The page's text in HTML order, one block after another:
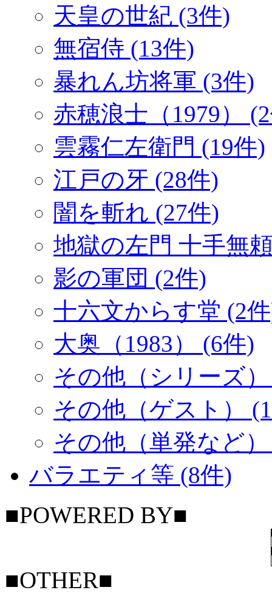
天皇の世紀 (3件)
無宿侍 (13件)
暴れん坊将軍 (3件)
赤穂浪士（1979）
雲霧仁左衛門 (19件)
江戸の牙 (28件)
闇を斬れ (27件)
地獄の左門 十手無
影の軍団 (2件)
十六文からす堂 (2
大奥（1983） (6件)
その他（シリーズ
その他（ゲスト）
その他（単発など
バラエティ等 (8件)
■POWERED BY■
■OTHER■